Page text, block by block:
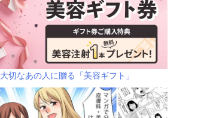
大切なあの人に贈る「美容ギフト」